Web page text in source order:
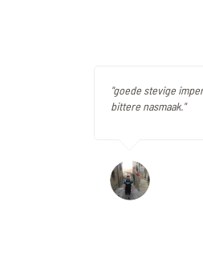
"goede stevige
bittere nasmaak."